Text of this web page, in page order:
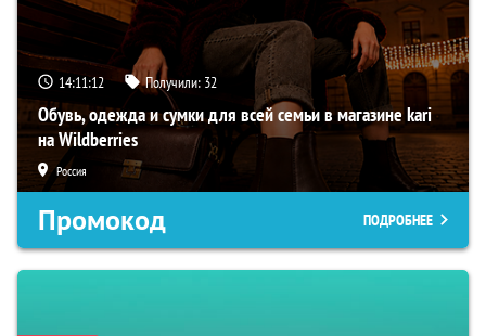
14:11:11 Получили: 32
Обувь, одежда и сумки для всей семьи в магазине kari
на Wildberries
Россия
Промокод ПОДРОБНЕЕ